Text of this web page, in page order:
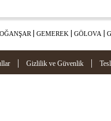
GEMEREK GÖLOVA
| Gizlilik ve Güvenlik |